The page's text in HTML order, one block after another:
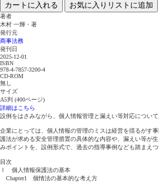
カートに入れる お気に入りリストに追加
著者
木村 一輝・著
発行元
商事法務
発刊日
2025-12-01
ISBN
978-4-7857-3200-4
CD-ROM
無し
サイズ
A5判 (400ページ)
詳細はこちら
設例をはさみながら、個人情報管理と漏えい等対応について
企業にとっては、個人情報の管理のミスは経営を揺るがす
護法が求める安全管理措置の具体的な内容や、漏えい等が
みポイントを、設例形式で、過去の指導事例なども踏まえつ
目次
Ⅰ 個人情報保護法の基本
Chapter1 個情法の基本的な考え方